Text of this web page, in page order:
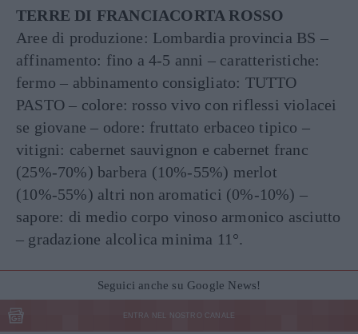
TERRE DI FRANCIACORTA ROSSO
Aree di produzione: Lombardia provincia BS –
affinamento: fino a 4-5 anni – caratteristiche:
fermo – abbinamento consigliato: TUTTO
PASTO – colore: rosso vivo con riflessi violacei
se giovane – odore: fruttato erbaceo tipico –
vitigni: cabernet sauvignon e cabernet franc
(25%-70%) barbera (10%-55%) merlot
(10%-55%) altri non aromatici (0%-10%) –
sapore: di medio corpo vinoso armonico asciutto
– gradazione alcolica minima 11°.
Seguici anche su Google News!
ENTRA NEL NOSTRO CANALE